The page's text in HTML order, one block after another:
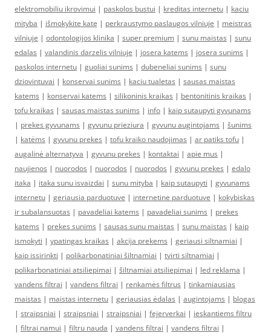
elektromobiliu ikrovimui | paskolos bustui | kreditas internetu | kaciu
mityba | išmokykite katę | perkraustymo paslaugos vilniuje | meistras
vilniuje | odontologijos klinika | super premium | sunu maistas | sunu
edalas | valandinis darzelis vilniuje | josera katems | josera sunims |
paskolos internetu | guoliai sunims | dubeneliai sunims | sunu
dziovintuvai | konservai sunims | kaciu tualetas | sausas maistas
katems | konservai katems | silikoninis kraikas | bentonitinis kraikas |
tofu kraikas | sausas maistas sunims | info | kaip sutaupyti gyvunams
| prekes gyvunams | gyvunu prieziura | gyvunu augintojams | šunims
| katėms | gyvunu prekes | tofu kraiko naudojimas | ar patiks tofu |
augalinė alternatyva | gyvunu prekes | kontaktai | apie mus |
naujienos | nuorodos | nuorodos | nuorodos | gyvunu prekes | edalo
itaka | itaka sunu isvaizdai | sunu mityba | kaip sutaupyti | gyvunams
internetu | geriausia parduotuve | internetine parduotuve | kokybiskas
ir subalansuotas | pavadeliai katems | pavadeliai sunims | prekes
katems | prekes sunims | sausas sunu maistas | sunu maistas | kaip
ismokyti | ypatingas kraikas | akcija prekems | geriausi siltnamiai |
kaip issirinkti | polikarbonatiniai šiltnamiai | tvirti siltnamiai |
polikarbonatiniai atsiliepimai | šiltnamiai atsiliepimai | led reklama |
vandens filtrai | vandens filtrai | renkamės filtrus | tinkamiausias
maistas | maistas internetu | geriausias ėdalas | augintojams | blogas
| straipsniai | straipsniai | straipsniai | fejerverkai | ieskantiems filtru
| filtrai namui | filtru nauda | vandens filtrai | vandens filtrai |